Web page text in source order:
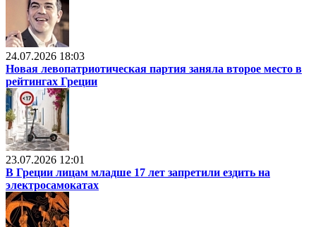
24.07.2026 18:03
Новая левопатриотическая партия заняла второе место в
рейтингах Греции
23.07.2026 12:01
В Греции лицам младше 17 лет запретили ездить на
электросамокатах